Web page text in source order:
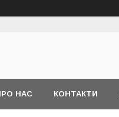
НАС КОНТАКТИ